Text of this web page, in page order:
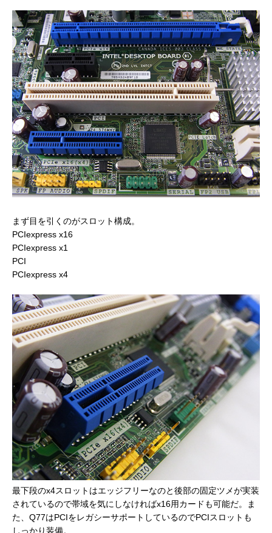
まず目を引くのがスロット構成。
PCIexpress x16
PCIexpress x1
PCI
PCIexpress x4
最下段のx4スロットはエッジフリーなのと後部の固定ツメが実装
されているので帯域を気にしなければx16用カードも可能だ。
ま
た、Q77はPCIをレガシーサポートしているのでPCIスロットも
しっかり装備。